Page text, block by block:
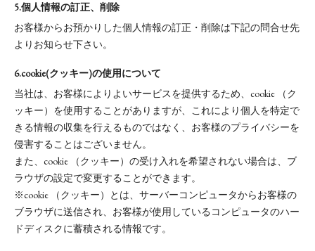
5.個人情報の訂正、削除
お客様からお預かりした個人情報の訂正・削除は下記の問合せ先
よりお知らせ下さい。
6.cookie(クッキー)の使用について
当社は、お客様によりよいサービスを提供するため、cookie （ク
ッキー）を使用することがありますが、これにより個人を特定で
きる情報の収集を行えるものではなく、お客様のプライバシーを
侵害することはございません。
また、cookie （クッキー）の受け入れを希望されない場合は、ブ
ラウザの設定で変更することができます。
※cookie （クッキー）とは、サーバーコンピュータからお客様の
ブラウザに送信され、お客様が使用しているコンピュータのハー
ドディスクに蓄積される情報です。